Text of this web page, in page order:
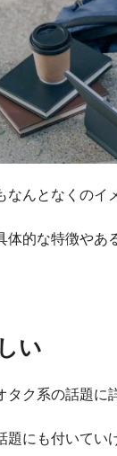
なんとなくの
的な特徴やあ
い
ク系の話題に
にも付いてい